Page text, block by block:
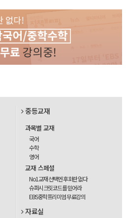
중등교재
과목별 교재
국어
수학
영어
교재 스페셜
No1교재 선택엔 후회란 없다
슈퍼시크릿코드를 믿어라
EBS중학프리미엄 무료강의
자료실